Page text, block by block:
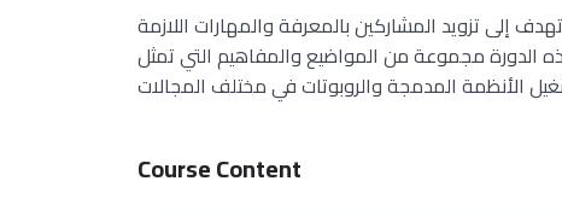
إلى تزويد المشاركين بالمعرفة والمهارات اللازمة
الدورة مجموعة من المواضيع والمفاهيم التي تمثل
Course Content